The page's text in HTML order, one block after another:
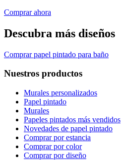
Comprar ahora
Descubra más diseños
Comprar papel pintado para baño
Nuestros productos
Murales personalizados
Papel pintado
Murales
Papeles pintados más vendidos
Novedades de papel pintado
Comprar por estancia
Comprar por color
Comprar por diseño